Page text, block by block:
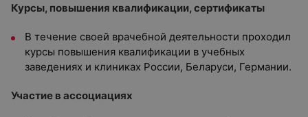
Курсы, повышения квалификации, сертификаты
В течение своей врачебной деятельности проходил
курсы повышения квалификации в учебных
заведениях и клиниках России, Беларуси, Германии.
Участие в ассоциациях